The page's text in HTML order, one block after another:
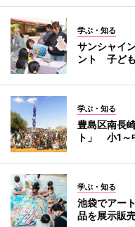
学ぶ・知る
サンシャイ
ント 子ど
学ぶ・知る
豊島区南長
ト」 小1～
学ぶ・知る
池袋でアー
品を展示販